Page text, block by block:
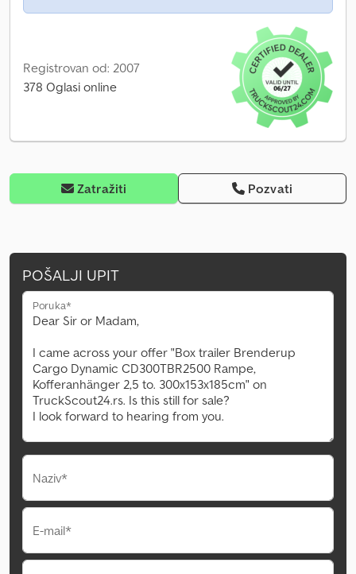
Registrovan od: 2007
378 Oglasi online
Zatražiti Pozvati
POŠALJI UPIT
Poruka*
Naziv*
E-mail*